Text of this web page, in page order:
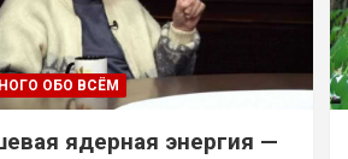
ОБО ВСЁМ
ядерная энергия —